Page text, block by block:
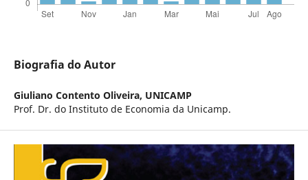
Biografia do Autor
Giuliano Contento Oliveira, UNICAMP
Prof. Dr. do Instituto de Economia da Unicamp.